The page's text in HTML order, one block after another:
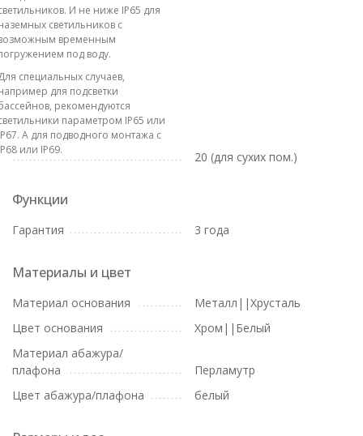
И не ниже IP65 для
светильников с
временным
под воду.
специальных случаев,
для подсветки
рекомендуются
параметром IP65 или
А для подводного монтажа с
или IP69.
20 (для сухих пом.)
Функции
Гарантия 3 года
Материалы и цвет
Материал основания
Металл||Хрусталь
Цвет основания
Хром||Белый
Материал абажура/
плафона
Перламутр
Цвет абажура/плафона
белый